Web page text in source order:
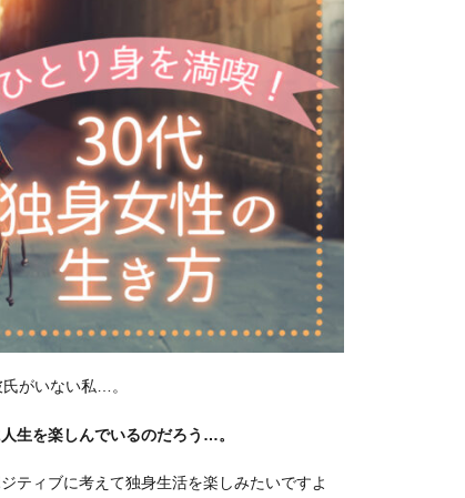
がいない私…。
生を楽しんでいるのだろう…。
ティブに考えて独身生活を楽しみたいですよ